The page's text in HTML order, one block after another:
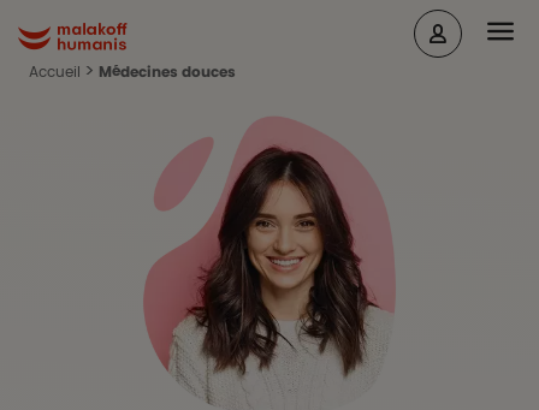
Malakoff Humanis Accueil
Accueil Médecines douces